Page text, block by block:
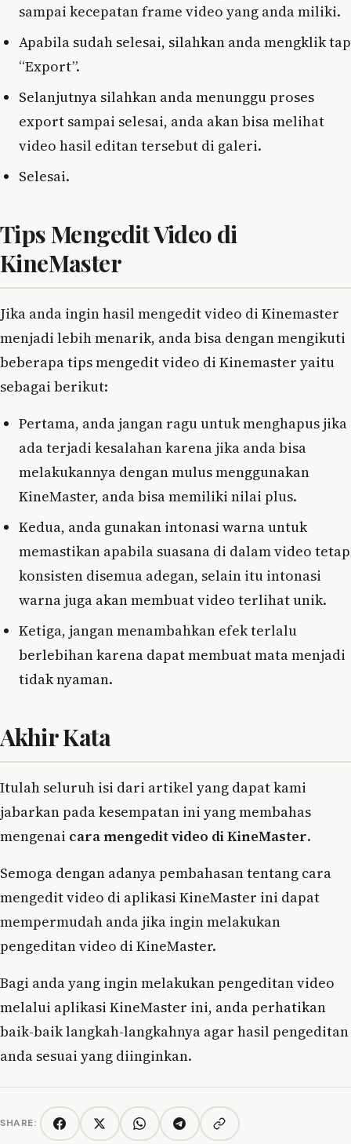
sampai kecepatan frame video yang anda miliki.
Apabila sudah selesai, silahkan anda mengklik tap
“Export”.
Selanjutnya silahkan anda menunggu proses
export sampai selesai, anda akan bisa melihat
video hasil editan tersebut di galeri.
Selesai.
Tips Mengedit Video di
KineMaster
Jika anda ingin hasil mengedit video di Kinemaster
menjadi lebih menarik, anda bisa dengan mengikuti
beberapa tips mengedit video di Kinemaster yaitu
sebagai berikut:
Pertama, anda jangan ragu untuk menghapus jika
ada terjadi kesalahan karena jika anda bisa
melakukannya dengan mulus menggunakan
KineMaster, anda bisa memiliki nilai plus.
Kedua, anda gunakan intonasi warna untuk
memastikan apabila suasana di dalam video tetap
konsisten disemua adegan, selain itu intonasi
warna juga akan membuat video terlihat unik.
Ketiga, jangan menambahkan efek terlalu
berlebihan karena dapat membuat mata menjadi
tidak nyaman.
Akhir Kata
Itulah seluruh isi dari artikel yang dapat kami
jabarkan pada kesempatan ini yang membahas
mengenai cara mengedit video di KineMaster.
Semoga dengan adanya pembahasan tentang cara
mengedit video di aplikasi KineMaster ini dapat
mempermudah anda jika ingin melakukan
pengeditan video di KineMaster.
Bagi anda yang ingin melakukan pengeditan video
melalui aplikasi KineMaster ini, anda perhatikan
baik-baik langkah-langkahnya agar hasil pengeditan
anda sesuai yang diinginkan.
SHARE: FacebookTwitter/XWhatsAppTelegramCopy link